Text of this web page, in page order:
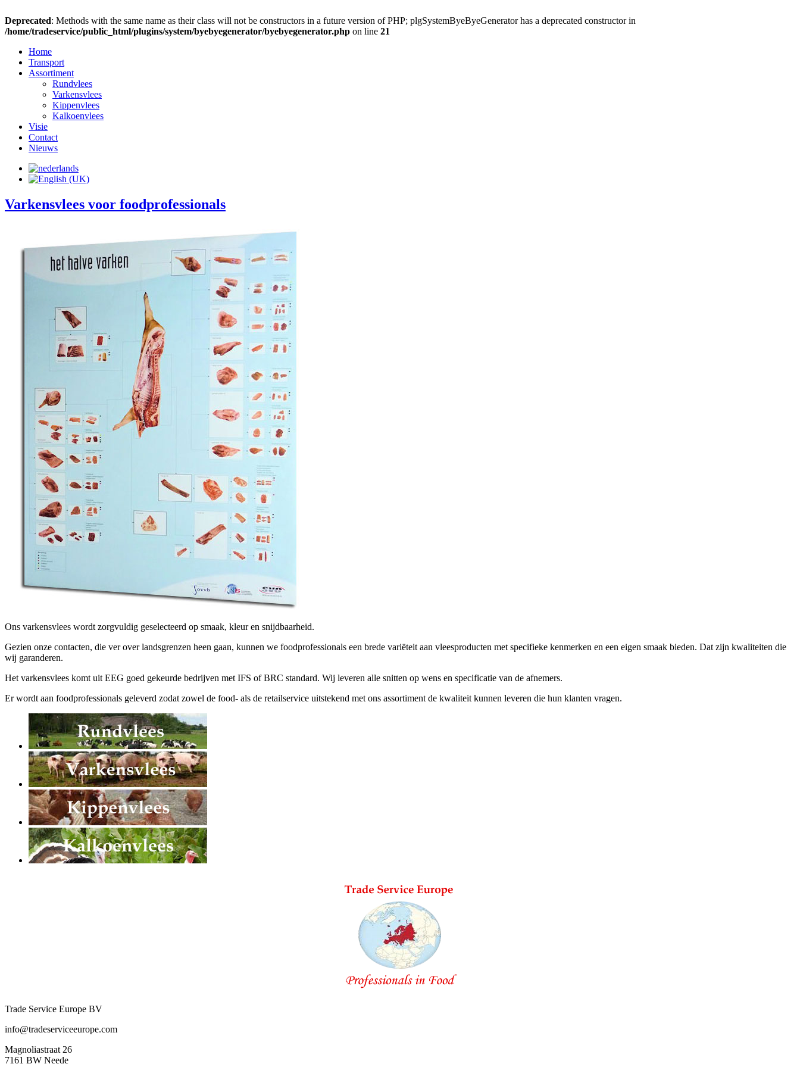
Deprecated: Methods with the same name as their class will not be constructors in a future version of PHP; plgSystemByeByeGenerator has a deprecated constructor in
/home/tradeservice/public_html/plugins/system/byebyegenerator/byebyegenerator.php on line 21
Home
Transport
Assortiment
Rundvlees
Varkensvlees
Kippenvlees
Kalkoenvlees
Visie
Contact
Nieuws
Varkensvlees voor foodprofessionals
Ons varkensvlees wordt zorgvuldig geselecteerd op smaak, kleur en snijdbaarheid.
Gezien onze contacten, die ver over landsgrenzen heen gaan, kunnen we foodprofessionals een brede variëteit aan vleesproducten met specifieke kenmerken en een eigen smaak bieden. Dat zijn kwaliteiten die
wij garanderen.
Het varkensvlees komt uit EEG goed gekeurde bedrijven met IFS of BRC standard. Wij leveren alle snitten op wens en specificatie van de afnemers.
Er wordt aan foodprofessionals geleverd zodat zowel de food- als de retailservice uitstekend met ons assortiment de kwaliteit kunnen leveren die hun klanten vragen.
Trade Service Europe BV
info@tradeserviceeurope.com
Magnoliastraat 26
7161 BW Neede